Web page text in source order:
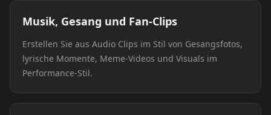
Musik, Gesang und Fan-Clips
Erstellen Sie aus Audio Clips im Stil von Gesangsfotos,
lyrische Momente, Meme-Videos und Visuals im
Performance-Stil.